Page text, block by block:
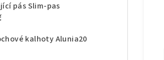
pás Slim-pas
kalhoty Alunia20